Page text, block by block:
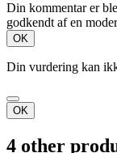
Din kommentar er
godkendt af en
OK
Din vurdering kan
OK
4 other